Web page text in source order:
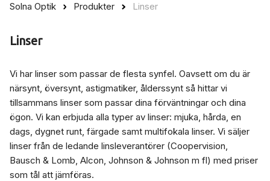
Solna Optik Produkter Linser
Linser
Vi har linser som passar de flesta synfel. Oavsett om du är
närsynt, översynt, astigmatiker, ålderssynt så hittar vi
tillsammans linser som passar dina förväntningar och dina
ögon. Vi kan erbjuda alla typer av linser: mjuka, hårda, en
dags, dygnet runt, färgade samt multifokala linser. Vi säljer
linser från de ledande linsleverantörer (Coopervision,
Bausch & Lomb, Alcon, Johnson & Johnson m fl) med priser
som tål att jämföras.